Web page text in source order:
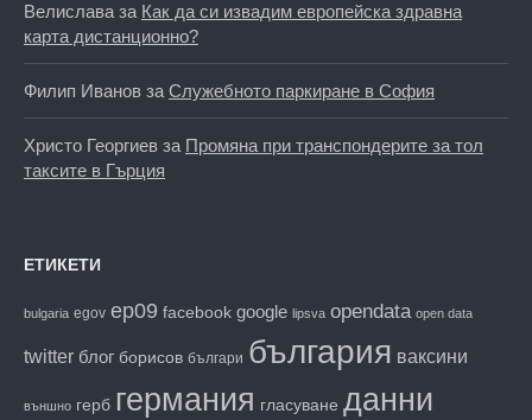
Велислава за Как да си извадим европейска здравна
карта дистанционно?
Филип Иванов за Служебното паркиране в София
Христо Георгиев за Промяна при транспондерите за тол
таксите в Гърция
ЕТИКЕТИ
bulgaria egov ep09 facebook google lipsva opendata open data
twitter блог борисов българи българия ваксини
външно герб германия гласуване данни